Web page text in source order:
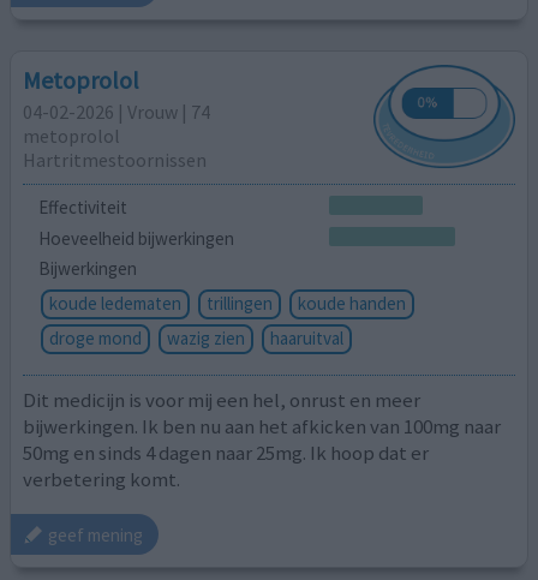
Metoprolol
04-02-2026 | Vrouw | 74
metoprolol
Hartritmestoornissen
Effectiviteit
Hoeveelheid bijwerkingen
Bijwerkingen
koude ledematen
trillingen
koude handen
droge mond
wazig zien haaruitval
Dit medicijn is voor mij een hel, onrust en meer
bijwerkingen. Ik ben nu aan het afkicken van 100mg naar
50mg en sinds 4 dagen naar 25mg. Ik hoop dat er
verbetering komt.
geef mening